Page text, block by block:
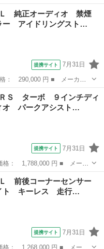
グレード名： Ｘ ドラレ
ｈ ＣＤ／ＤＶＤ再生 キー
Ｌ 純正オーディオ 禁煙
ー アイドリングスト…
提携サイト 7月31日
グレード名： Ｌ 純正オ
ドリングストップ ■ 排気
ＲＳ ターボ ９インチディ
オ パークアシスト…
提携サイト 7月31日
■ グレード名： ＲＳ タ
パークアシスト １年保
Ｌ 前後コーナーセンサー
ト キーレス 走行…
提携サイト 7月31日